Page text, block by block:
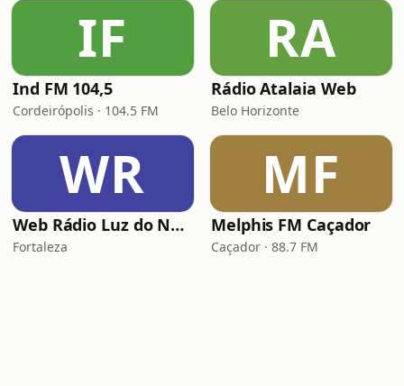
IF
Ind FM 104,5
Cordeirópolis · 104.5 FM
RA
Rádio Atalaia Web
Belo Horizonte
WR
Web Rádio Luz do Nordeste
Fortaleza
MF
Melphis FM Caçador
Caçador · 88.7 FM